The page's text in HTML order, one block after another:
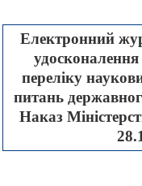
Електронний
переліку
питань
Наказ